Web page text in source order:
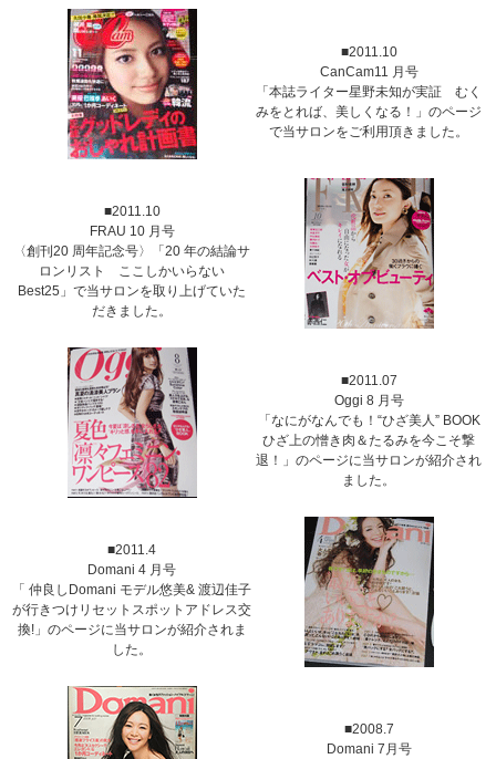
■2011.10
CanCam11 月号
「本誌ライター星野未知が実証 むく
みをとれば、美しくなる！」のページ
で当サロンをご利用頂きました。
■2011.10
FRAU 10 月号
〈創刊20 周年記念号〉「20 年の結論サ
ロンリスト ここしかいらない
Best25」で当サロンを取り上げていた
だきました。
■2011.07
Oggi 8 月号
「なにがなんでも！“ひざ美人” BOOK
ひざ上の憎き肉＆たるみを今こそ撃
退！」のページに当サロンが紹介され
ました。
■2011.4
Domani 4 月号
「 仲良しDomani モデル悠美& 渡辺佳子
が行きつけリセットスポットアドレス交
換!」のページに当サロンが紹介されま
した。
■2008.7
Domani 7月号